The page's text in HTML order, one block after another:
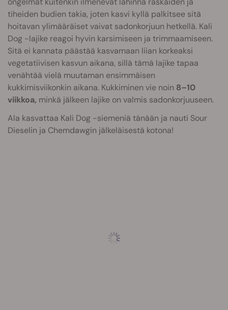
tiheiden budien takia, joten kasvi kyllä palkitsee sitä
hoitavan ylimääräiset vaivat sadonkorjuun hetkellä. Kali
Dog -lajike reagoi hyvin karsimiseen ja trimmaamiseen.
Sitä ei kannata päästää kasvamaan liian korkeaksi
vegetatiivisen kasvun aikana, sillä tämä lajike tapaa
venähtää vielä muutaman ensimmäisen
kukkimisviikonkin aikana. Kukkiminen vie noin 8–10
viikkoa, minkä jälkeen lajike on valmis sadonkorjuuseen.
Ala kasvattaa Kali Dog -siemeniä tänään ja nauti Sour
Dieselin ja Chemdawgin jälkeläisestä kotona!